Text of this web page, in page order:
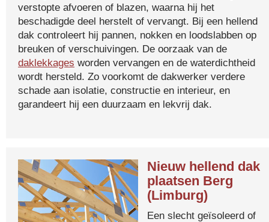
verstopte afvoeren of blazen, waarna hij het
beschadigde deel herstelt of vervangt. Bij een hellend
dak controleert hij pannen, nokken en loodslabben op
breuken of verschuivingen. De oorzaak van de
daklekkages worden vervangen en de waterdichtheid
wordt hersteld. Zo voorkomt de dakwerker verdere
schade aan isolatie, constructie en interieur, en
garandeert hij een duurzaam en lekvrij dak.
Nieuw hellend dak
plaatsen Berg
(Limburg)
Een slecht geïsoleerd of